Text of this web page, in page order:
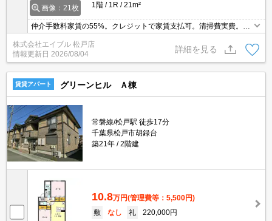
画像：21枚
1階
1R 21m²
仲介手数料家賃の55%。クレジットで家賃支払可。清掃費実費。バ
ス・トイレ別。温水洗浄便座付き。TVインターホン付き。角部屋。
クローゼット付。バルコニー。室内洗濯機置場。引越指定業者あ
り。
株式会社エイブル 松戸店
情報更新日 2026/08/04
詳細を見る
賃貸アパート グリーンヒル Ａ棟
常磐線/松戸駅 徒歩17分
千葉県松戸市胡録台
築21年
2階建
10.8万円(管理費等：5,500円)
敷
なし 礼
220,000円